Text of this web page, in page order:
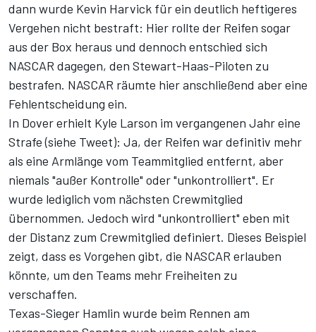
dann wurde Kevin Harvick für ein deutlich heftigeres
Vergehen nicht bestraft: Hier rollte der Reifen sogar
aus der Box heraus und dennoch entschied sich
NASCAR dagegen, den Stewart-Haas-Piloten zu
bestrafen. NASCAR räumte hier anschließend aber eine
Fehlentscheidung ein.
In Dover erhielt Kyle Larson im vergangenen Jahr eine
Strafe (siehe Tweet): Ja, der Reifen war definitiv mehr
als eine Armlänge vom Teammitglied entfernt, aber
niemals "außer Kontrolle" oder "unkontrolliert". Er
wurde lediglich vom nächsten Crewmitglied
übernommen. Jedoch wird "unkontrolliert" eben mit
der Distanz zum Crewmitglied definiert. Dieses Beispiel
zeigt, dass es Vorgehen gibt, die NASCAR erlauben
könnte, um den Teams mehr Freiheiten zu
verschaffen.
Texas-Sieger Hamlin wurde beim Rennen am